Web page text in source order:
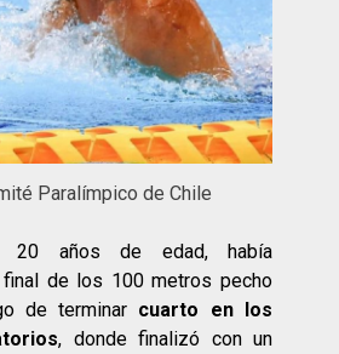
Paralímpico de Chile
20 años de edad, había
de los 100 metros pecho
de terminar cuarto en los
, donde finalizó con un